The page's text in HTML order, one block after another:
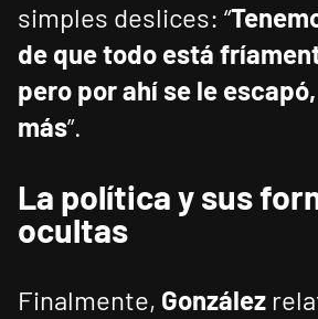
simples deslices: “
de que todo está
pero por ahí se le
más”.
La política y sus
ocultas
Finalmente, González